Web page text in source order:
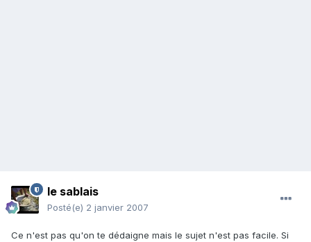
le sablais
Posté(e) 2 janvier 2007
Ce n'est pas qu'on te dédaigne mais le sujet n'est pas facile. Si